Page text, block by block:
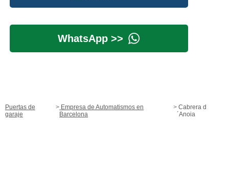
WhatsApp >>
Puertas de
garaje
Empresa de Automatismos en
Barcelona
Cabrera d
´Anoia